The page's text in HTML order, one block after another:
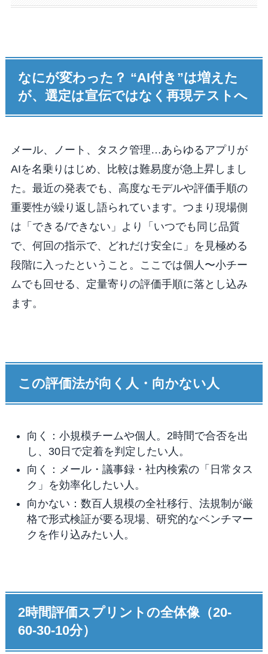
なにが変わった？ “AI付き”は増えた
が、選定は宣伝ではなく再現テストへ
メール、ノート、タスク管理…あらゆるアプリが
AIを名乗りはじめ、比較は難易度が急上昇しまし
た。最近の発表でも、高度なモデルや評価手順の
重要性が繰り返し語られています。つまり現場側
は「できる/できない」より「いつでも同じ品質
で、何回の指示で、どれだけ安全に」を見極める
段階に入ったということ。ここでは個人〜小チー
ムでも回せる、定量寄りの評価手順に落とし込み
ます。
この評価法が向く人・向かない人
向く：小規模チームや個人。2時間で合否を出
し、30日で定着を判定したい人。
向く：メール・議事録・社内検索の「日常タス
ク」を効率化したい人。
向かない：数百人規模の全社移行、法規制が厳
格で形式検証が要る現場、研究的なベンチマー
クを作り込みたい人。
2時間評価スプリントの全体像（20-
60-30-10分）